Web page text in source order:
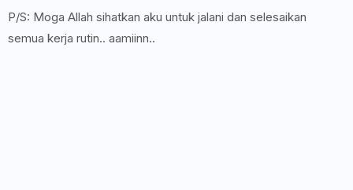
P/S: Moga Allah sihatkan aku untuk jalani dan selesaikan
semua kerja rutin.. aamiinn..